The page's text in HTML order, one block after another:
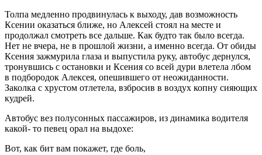
Толпа медленно продвинулась к выходу, дав возможность
Ксении оказаться ближе, но Алексей стоял на месте и
продолжал смотреть все дальше. Как будто так было всегда.
Нет не вчера, не в прошлой жизни, а именно всегда. От обиды
Ксения зажмурила глаза и выпустила руку, автобус дернулся,
тронувшись с остановки и Ксения со всей дури влетела лбом
в подбородок Алексея, опешившего от неожиданности.
Заколка с хрустом отлетела, взбросив в воздух копну сияющих
кудрей.
Автобус вез полусонных пассажиров, из динамика водителя
какой- то певец орал на выдохе:
Вот, как бит вам покажет, где боль,